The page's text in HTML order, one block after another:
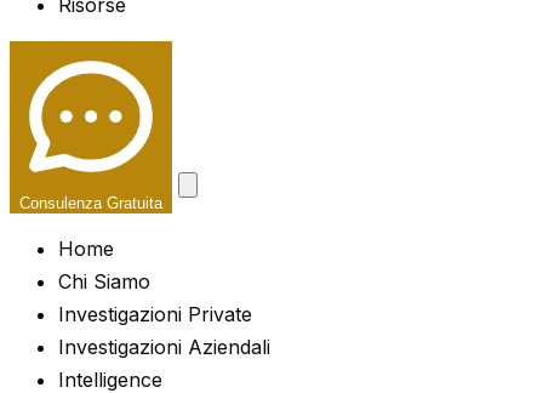
Risorse
Consulenza Gratuita
Home
Chi Siamo
Investigazioni Private
Investigazioni Aziendali
Intelligence